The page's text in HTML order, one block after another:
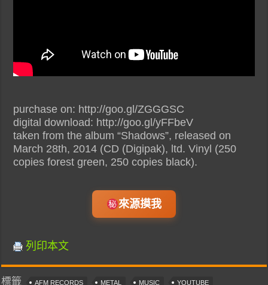
purchase on: http://goo.gl/ZGGGSC
digital download: http://goo.gl/yFFbeV
taken from the album “Shadows”, released on
March 28th, 2014 (CD (Digipak), ltd. Vinyl (250
copies forest green, 250 copies black).
來源摸我
列印本文
標籤 AFM RECORDS METAL MUSIC YOUTUBE